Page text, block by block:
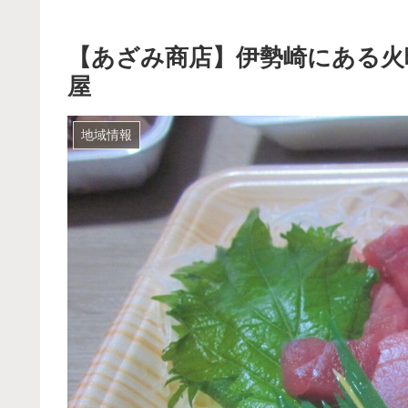
【あざみ商店】伊勢崎にある
屋
地域情報